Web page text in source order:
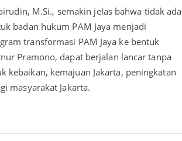
M.Si., semakin jelas bahwa tidak ada
badan hukum PAM Jaya menjadi
transformasi PAM Jaya ke bentuk
Pramono, dapat berjalan lancar tanpa
kebaikan, kemajuan Jakarta, peningkatan
masyarakat Jakarta.